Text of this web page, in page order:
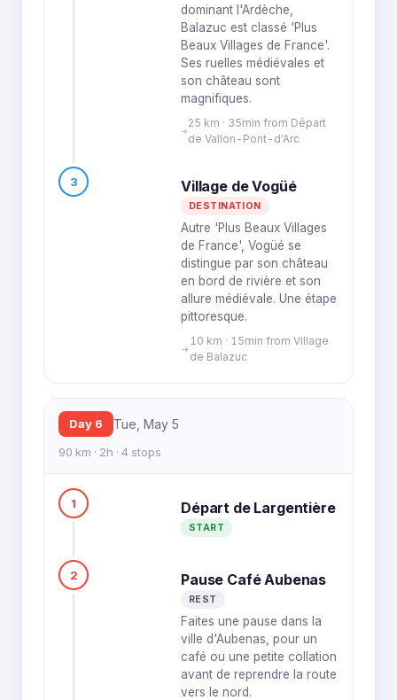
dominant l'Ardèche,
Balazuc est classé 'Plus
Beaux Villages de France'.
Ses ruelles médiévales et
son château sont
magnifiques.
25 km · 35min from Départ
de Vallon-Pont-d'Arc
3 Village de Vogüé
DESTINATION
Autre 'Plus Beaux Villages
de France', Vogüé se
distingue par son château
en bord de rivière et son
allure médiévale. Une étape
pittoresque.
10 km · 15min from Village
de Balazuc
Day 6 Tue, May 5
90 km · 2h · 4 stops
1 Départ de Largentière
START
2 Pause Café Aubenas
REST
Faites une pause dans la
ville d'Aubenas, pour un
café ou une petite collation
avant de reprendre la route
vers le nord.